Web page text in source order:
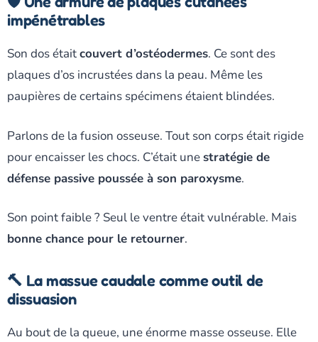
impénétrables
Son dos étaitcouvert d’ostéodermes. Ce sont des
plaques d’os incrustées dans la peau. Même les
paupières de certains spécimens étaient blindées.
Parlons de la fusion osseuse. Tout son corps était rigide
pour encaisser les chocs. C’était unestratégie de
défense passive poussée à son paroxysme.
Son point faible ? Seul le ventre était vulnérable. Mais
bonne chance pour le retourner.
🔨 La massue caudale comme outil de
dissuasion
Au bout de la queue, une énorme masse osseuse. Elle